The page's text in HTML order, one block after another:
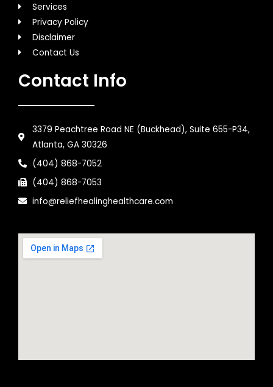
Services
Privacy Policy
Disclaimer
Contact Us
Contact Info
3379 Peachtree Road NE (Buckhead), Suite 655-P34,
Atlanta, GA 30326
(404) 868-7052
(404) 868-7053
info@reliefhealinghealthcare.com